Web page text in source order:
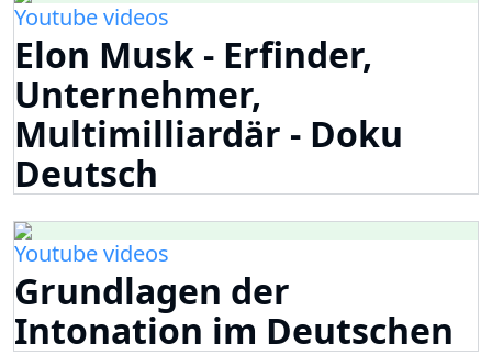
Youtube videos
Elon Musk - Erfinder,
Unternehmer,
Multimilliardär - Doku
Deutsch
Youtube videos
Grundlagen der
Intonation im Deutschen